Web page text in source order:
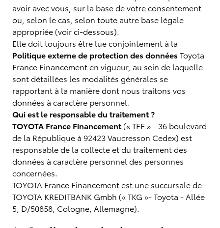
avoir avec vous, sur la base de votre consentement
ou, selon le cas, selon toute autre base légale
appropriée (voir ci-dessous).
Elle doit toujours être lue conjointement à la
Politique externe de protection des données Toyota
France Financement en vigueur, au sein de laquelle
sont détaillées les modalités générales se
rapportant à la manière dont nous traitons vos
données à caractère personnel.
Qui est le responsable du traitement ?
TOYOTA France Financement(« TFF » - 36 boulevard
de la République à 92423 Vaucresson Cedex) est
responsable de la collecte et du traitement des
données à caractère personnel des personnes
concernées.
TOYOTA France Financement est une succursale de
TOYOTA KREDITBANK Gmbh (« TKG »- Toyota - Allée
5, D/50858, Cologne, Allemagne).